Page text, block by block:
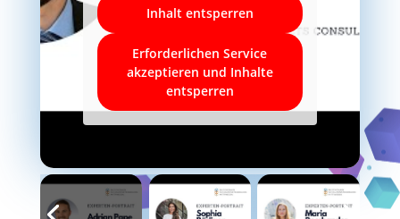
Inhalt entsperren
Erforderlichen Service
akzeptieren und Inhalte
entsperren